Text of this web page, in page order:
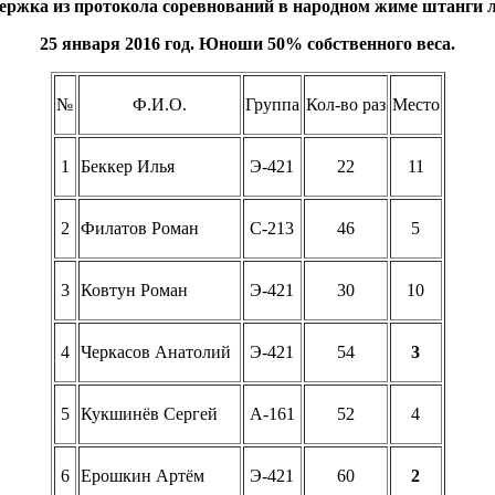
из протокола соревнований в народном жиме штанги
25 января 2016 год. Юноши 50% собственного веса.
№ Ф.И.О. Группа Кол-во раз Место
1 Беккер Илья Э-421 22 11
2 Филатов Роман С-213 46 5
3 Ковтун Роман Э-421 30 10
4 Черкасов Анатолий Э-421 54 3
5 Кукшинёв Сергей А-161 52 4
6 Ерошкин Артём Э-421 60 2